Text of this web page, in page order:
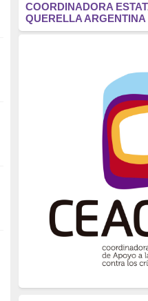
Eventos
(914)
Crímenes del
(699)
(607)
neofranquismo
Justicia Universal
Derechos Humanos
Nacionalcatolicismo
COORDINADORA
QUERELLA ARGENTINA